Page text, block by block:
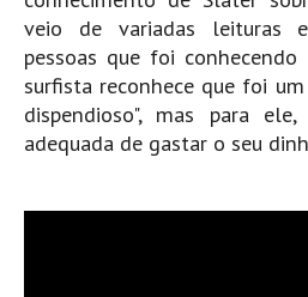
Quarteira
Faro HD
Faro Surf Spot HD
Fuzeta
veio de variadas leituras
pessoas que foi
surfista reconhece que foi
dispendioso", mas para
adequada de gastar o seu